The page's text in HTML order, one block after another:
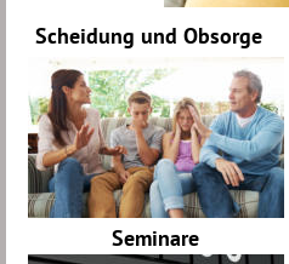
Scheidung und Obsorge
Seminare